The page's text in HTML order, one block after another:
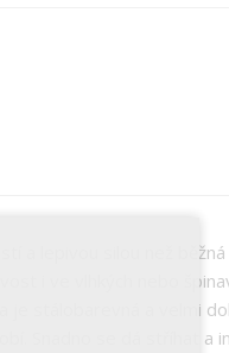
a lepivou silou než
i ve vlhkých nebo
je stálobarevná a velmi
Snadno se dá stříhat a